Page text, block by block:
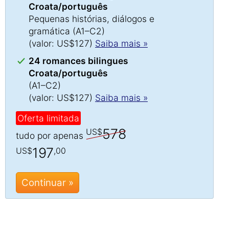
Croata/português
Pequenas histórias, diálogos e
gramática (A1–C2)
(valor: US$127) Saiba mais »
24 romances bilingues
Croata/português
(A1–C2)
(valor: US$127) Saiba mais »
Oferta limitada
tudo por apenas US$578
US$197,00
Continuar »